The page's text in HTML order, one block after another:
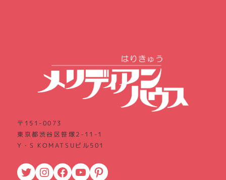
〒151-0073
東京都渋谷区笹塚2-11-1
Y・S KOMATSUビル501
Twitter Instagram Facebook YouTube Pinterest